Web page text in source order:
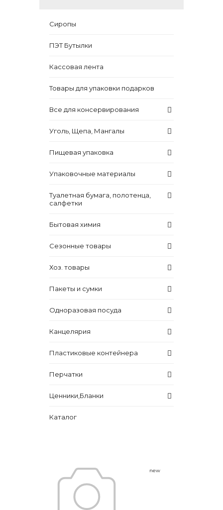
Сиропы
ПЭТ Бутылки
Кассовая лента
Товары для упаковки подарков
Все для консервирования
Уголь, Щепа, Мангалы
Пищевая упаковка
Упаковочные материалы
Туалетная бумага, полотенца,
салфетки
Бытовая химия
Сезонные товары
Хоз. товары
Пакеты и сумки
Одноразовая посуда
Канцелярия
Пластиковые контейнера
Перчатки
Ценники,Бланки
Каталог
new